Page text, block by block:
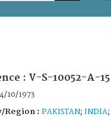
: V-S-10052-A-15
10/1973
Region : PAKISTAN; INDIA;